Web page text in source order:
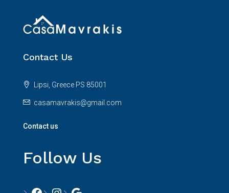
Contact Us
Lipsi, Greece PS 85001
casamavrakis@gmail.com
Contact us
Follow Us